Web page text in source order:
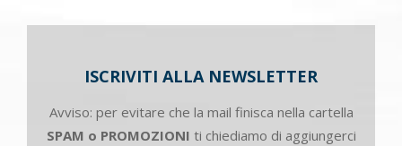
ISCRIVITI ALLA NEWSLETTER
Avviso: per evitare che la mail finisca nella cartella
SPAM o PROMOZIONI ti chiediamo di aggiungerci